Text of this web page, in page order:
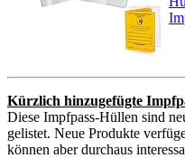
Kürzlich hinzugefügte
Diese Impfpass-Hüllen sind
gelistet. Neue Produkte
können aber durchaus